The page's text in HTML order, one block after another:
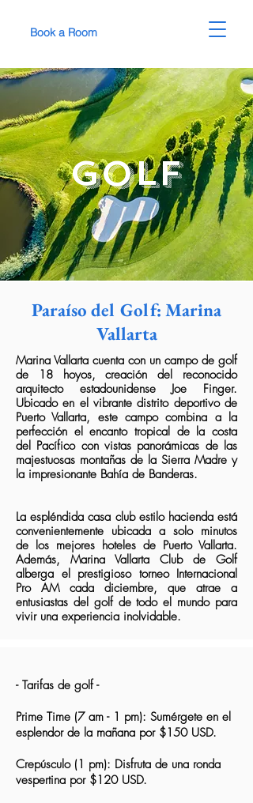
Book a Room
Golf
Paraíso del Golf: Marina
Vallarta
Marina Vallarta cuenta con un campo de golf
de 18 hoyos, creación del reconocido
arquitecto estadounidense Joe Finger.
Ubicado en el vibrante distrito deportivo de
Puerto Vallarta, este campo combina a la
perfección el encanto tropical de la costa
del Pacífico con vistas panorámicas de las
majestuosas montañas de la Sierra Madre y
la impresionante Bahía de Banderas.
La espléndida casa club estilo hacienda está
convenientemente ubicada a solo minutos
de los mejores hoteles de Puerto Vallarta.
Además, Marina Vallarta Club de Golf
alberga el prestigioso torneo Internacional
Pro AM cada diciembre, que atrae a
entusiastas del golf de todo el mundo para
vivir una experiencia inolvidable.
​- Tarifas de golf -
Prime Time (7 am - 1 pm): Sumérgete en el
esplendor de la mañana por $150 USD.
Crepúsculo (1 pm): Disfruta de una ronda
vespertina por $120 USD.